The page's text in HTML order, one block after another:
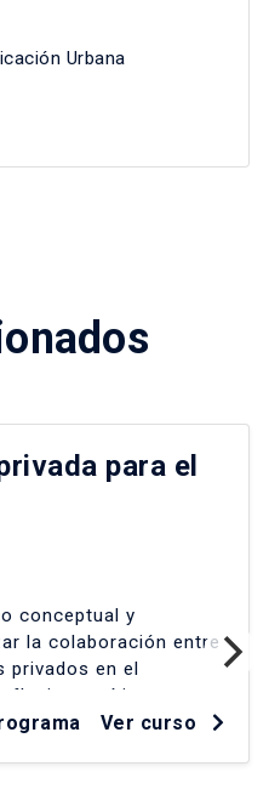
Urbana
para el
conceptual y
la colaboración entre
privados en el
críticamente
Latina y Chile
Ver curso